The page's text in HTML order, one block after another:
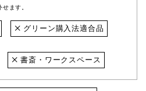
ます。
グリーン購入法適合品
書斎・ワークスペース